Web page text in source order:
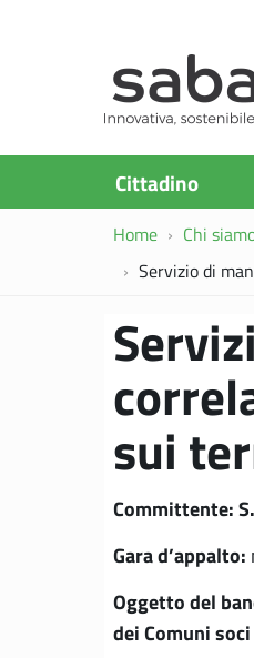
Cittadino
Home Chi
Servizio di
sui
Committente:
Gara d’appalto:
Oggetto del
dei Comuni soci